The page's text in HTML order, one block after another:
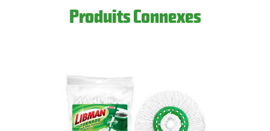
Produits Connexes